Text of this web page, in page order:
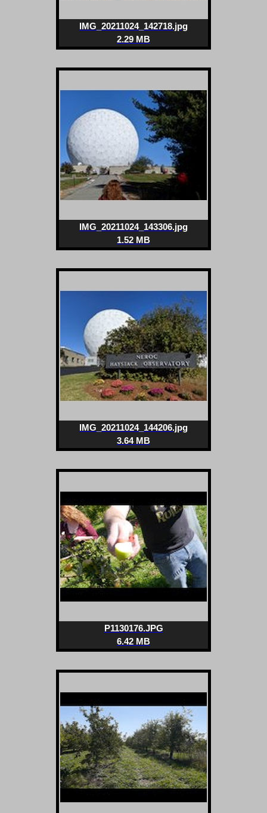
IMG_20211024_142718.jpg
2.29 MB
IMG_20211024_143306.jpg
1.52 MB
IMG_20211024_144206.jpg
3.64 MB
P1130176.JPG
6.42 MB